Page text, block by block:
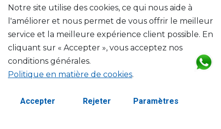
Petit plateau rectangulaire
L: 17.8cm, l: 13.5cm
$82
Porte-carte "Pompadour"
L: 15cm; l: 15cm
$98
Notre site utilise des cookies, ce qui nous aide à
l'améliorer et nous permet de vous offrir le meilleur
service et la meilleure expérience client possible. En
cliquant sur « Accepter », vous acceptez nos
conditions générales.
Politique en matière de cookies.
Accepter Rejeter Paramètres